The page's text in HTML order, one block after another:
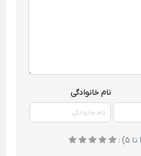
نام خانوادگی